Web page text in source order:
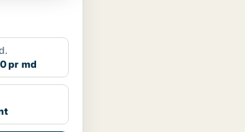
pr md